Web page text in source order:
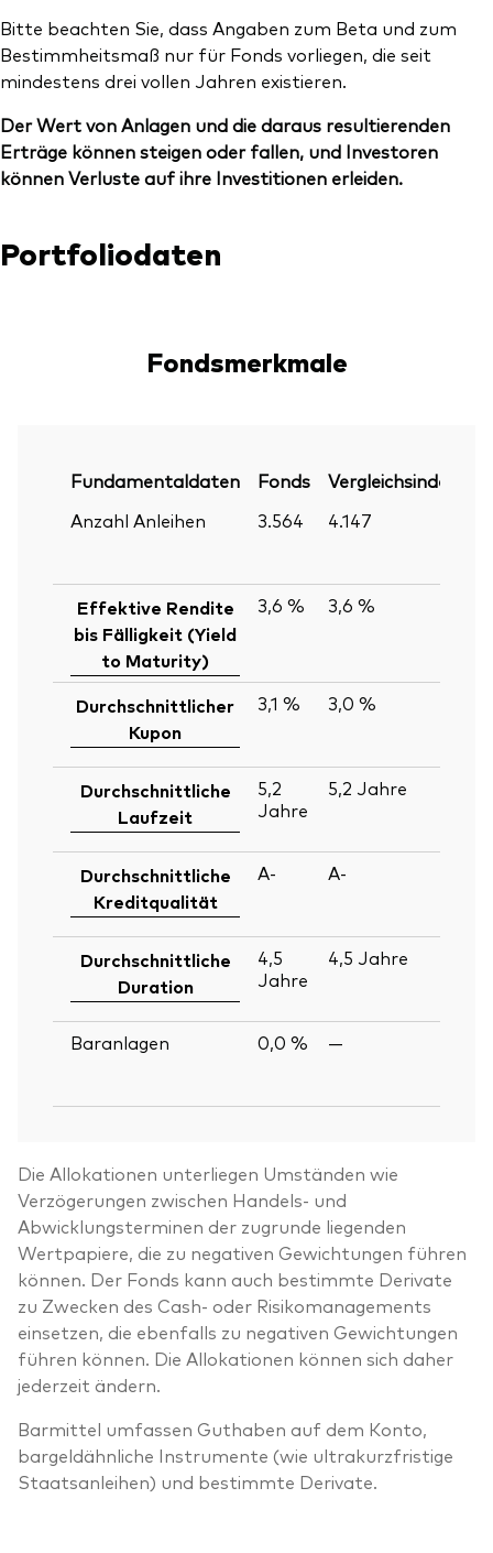
Bitte beachten Sie, dass Angaben zum Beta und zum
Bestimmheitsmaß nur für Fonds vorliegen, die seit
mindestens drei vollen Jahren existieren.
Der Wert von Anlagen und die daraus resultierenden
Erträge können steigen oder fallen, und Investoren
können Verluste auf ihre Investitionen erleiden.
Portfoliodaten
Fondsmerkmale
Fundamentaldaten Fonds Vergleichsindex
Anzahl Anleihen
3.564 4.147
Effektive Rendite
bis Fälligkeit (Yield
to Maturity)
3,6 % 3,6 %
Durchschnittlicher
Kupon
3,1 % 3,0 %
Durchschnittliche
Laufzeit
5,2
Jahre
5,2 Jahre
Durchschnittliche
Kreditqualität
A- A-
Durchschnittliche
Duration
4,5
Jahre
4,5 Jahre
Baranlagen
0,0 % —
Die Allokationen unterliegen Umständen wie
Verzögerungen zwischen Handels- und
Abwicklungsterminen der zugrunde liegenden
Wertpapiere, die zu negativen Gewichtungen führen
können. Der Fonds kann auch bestimmte Derivate
zu Zwecken des Cash- oder Risikomanagements
einsetzen, die ebenfalls zu negativen Gewichtungen
führen können. Die Allokationen können sich daher
jederzeit ändern.
Barmittel umfassen Guthaben auf dem Konto,
bargeldähnliche Instrumente (wie ultrakurzfristige
Staatsanleihen) und bestimmte Derivate.